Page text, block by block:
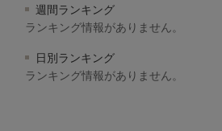
週間ランキング
ランキング情報がありません。
日別ランキング
ランキング情報がありません。